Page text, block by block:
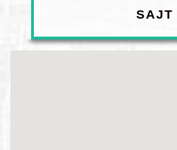
SAJT